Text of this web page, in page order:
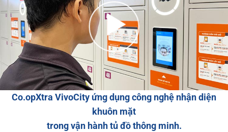
Co.opXtra VivoCity ứng dụng công nghệ nhận diện
khuôn mặt
trong vận hành tủ đồ thông minh.